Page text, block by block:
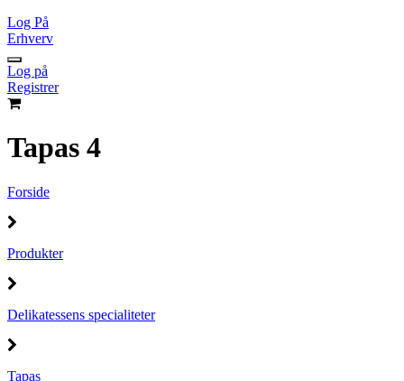
Log På
Erhverv
Log på
Registrer
Tapas 4
Forside
Produkter
Delikatessens specialiteter
Tapas